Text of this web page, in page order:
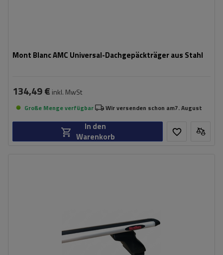
Mont Blanc AMC Universal-Dachgepäckträger aus Stahl
134,49 € inkl. MwSt
Große Menge verfügbar Wir versenden schon am7. August
In den
Warenkorb